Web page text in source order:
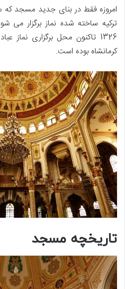
امروزه فقط در بنای جدید مسجد
ترکیه ساخته شده نماز برگزار
1326 تاکنون محل برگزاری
کرمانشاه بوده است.
تاریخچه مسجد